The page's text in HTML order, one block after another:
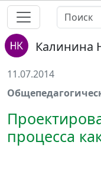
Калинина
11.07.2014
процесса